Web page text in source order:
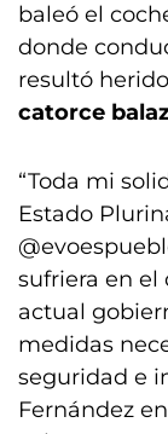
baleó el
donde
resultó
catorce
“Toda mi
Estado
sufriera en el
actual
medidas
seguridad e
Fernández